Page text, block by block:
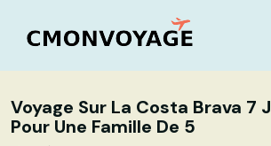
Voyage Sur La Costa Brava 7
Pour Une Famille De 5